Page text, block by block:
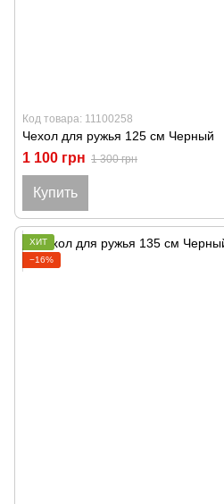
Код товара: 11100258
Чехол для ружья 125 см Черный
1 100 грн 1 300 грн
Купить
ХИТ
−16%